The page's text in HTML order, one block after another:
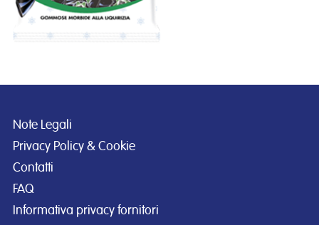
Note Legali
Privacy Policy & Cookie
Contatti
FAQ
Informativa privacy fornitori